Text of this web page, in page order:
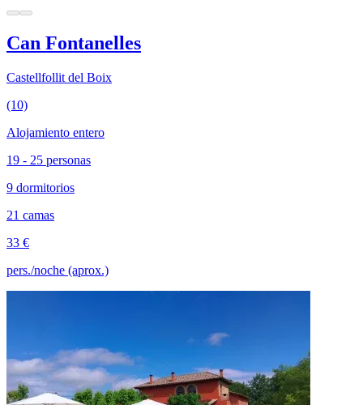
Can Fontanelles
Castellfollit del Boix
(10)
Alojamiento entero
19 - 25 personas
9 dormitorios
21 camas
33 €
pers./noche (aprox.)